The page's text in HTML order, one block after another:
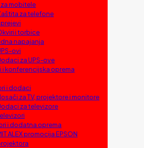
mobitele
za telefone
i torbice
napajanja
ovi
za UPS-ove
i konferencijska oprema
i dodaci
za TV, projektore i monitore
za televizore
i dodatna oprema
ALEX promocija EPSON